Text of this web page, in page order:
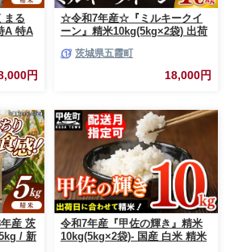
まる
A 特A
円
☆令和7年産☆『ミルキークイ
ーン』精米10kg(5kg×2袋) 出荷
10kg コメ こめ 人気 銘柄 家計
応援 中山産業 家庭用 茨城県産
茨城県 五霞町【価格変更AB】
茨城県五霞町
18,000円
産 茨
/ 新
令和7年産『甲佐の輝き』精米
10kg(5kg×2袋)- 国産 白米 精米